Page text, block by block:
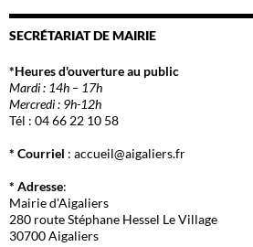
SECRÉTARIAT DE MAIRIE
*Heures d'ouverture au public
Mardi : 14h – 17h
Mercredi : 9h-12h
Tél : 04 66 22 10 58
* Courriel : accueil@aigaliers.fr
* Adresse:
Mairie d'Aigaliers
280 route Stéphane Hessel Le Village
30700 Aigaliers